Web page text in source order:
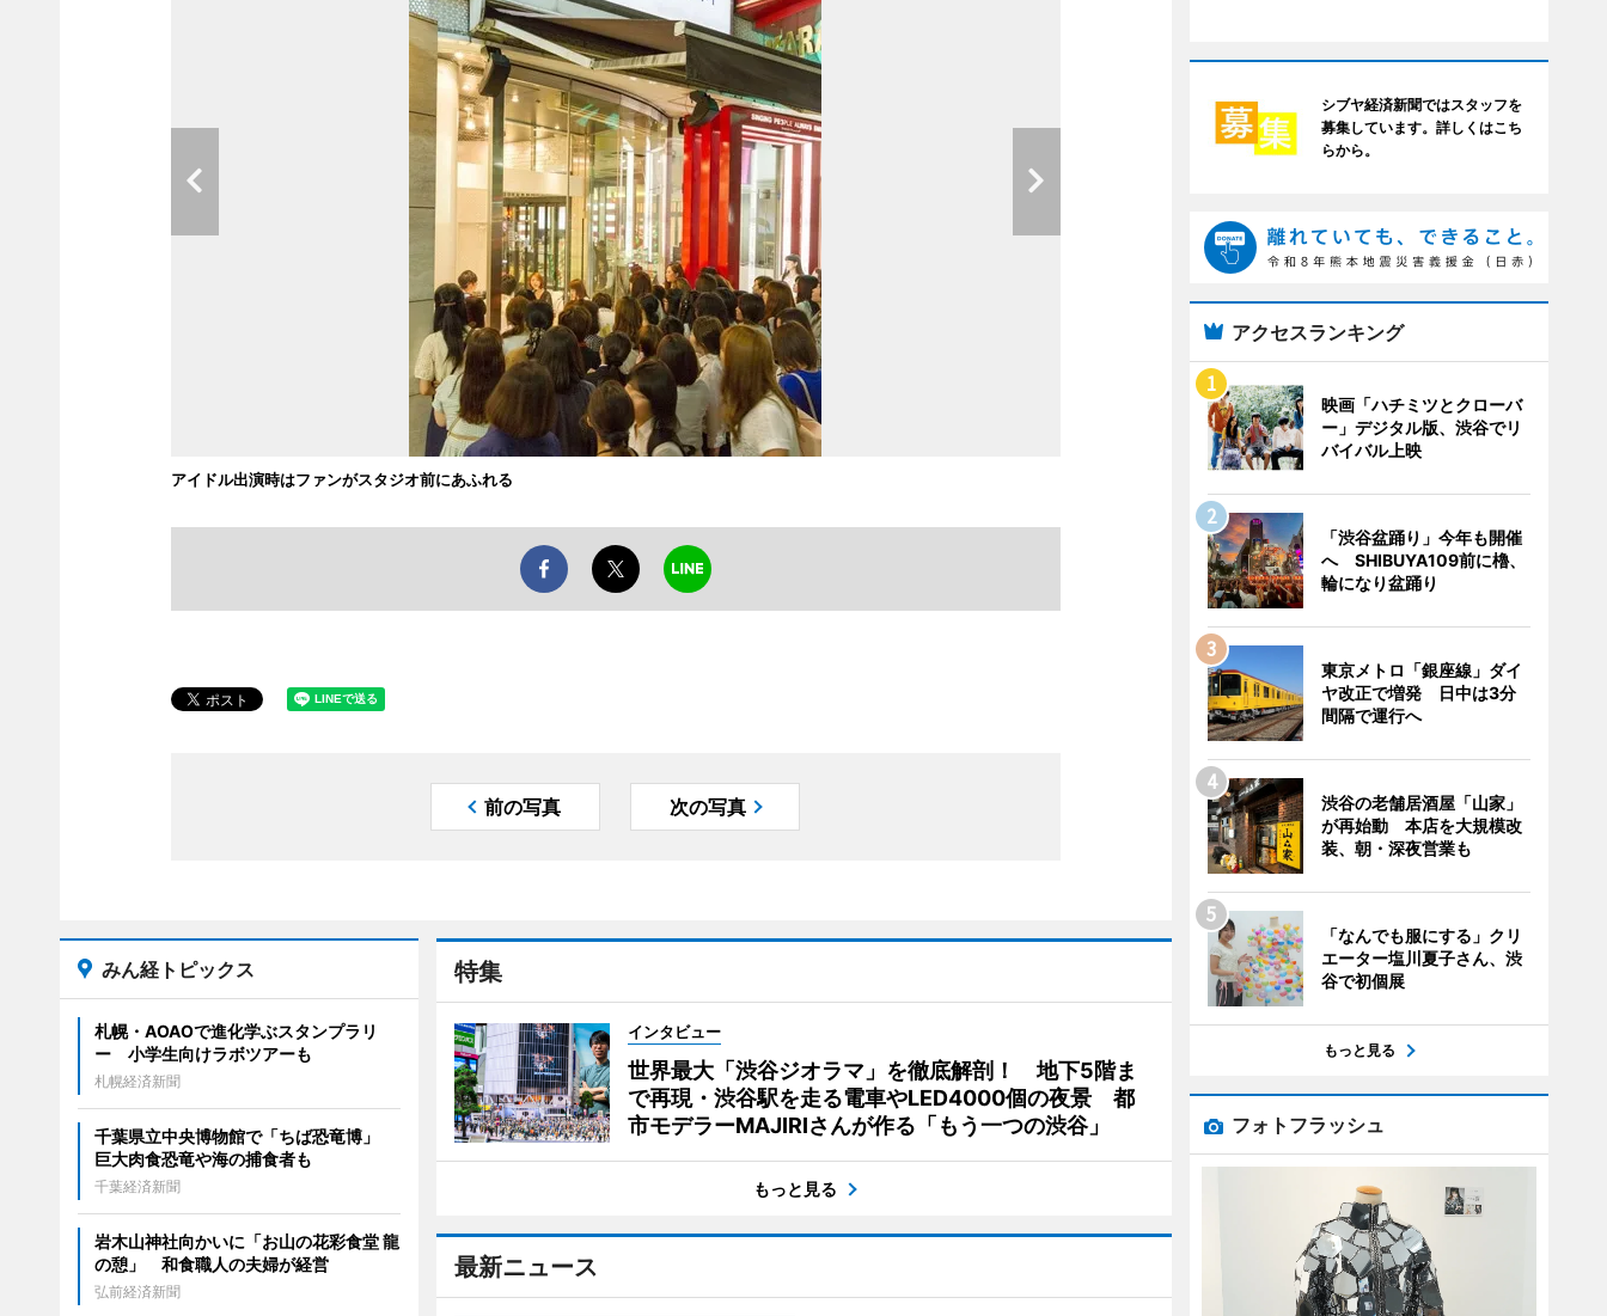
アイドル出演時はファンがスタジオ前にあふれる
前の写真 次の写真
特集
インタビュー
世界最大「渋谷ジオラマ」を徹底解剖！ 地下5階ま
で再現・渋谷駅を走る電車やLED4000個の夜景 都
市モデラーMAJIRIさんが作る「もう一つの渋谷」
もっと見る
最新ニュース
みん経トピックス
札幌・AOAOで進化学ぶスタンプラリ
ー 小学生向けラボツアーも
札幌経済新聞
千葉県立中央博物館で「ちば恐竜博」
巨大肉食恐竜や海の捕食者も
千葉経済新聞
岩木山神社向かいに「お山の花彩食堂 龍
の憩」 和食職人の夫婦が経営
弘前経済新聞
シブヤ経済新聞ではスタッフを
募集しています。詳しくはこち
らから。
アクセスランキング
映画「ハチミツとクローバ
ー」デジタル版、渋谷でリ
バイバル上映
「渋谷盆踊り」今年も開催
へ SHIBUYA109前に櫓、
輪になり盆踊り
東京メトロ「銀座線」ダイ
ヤ改正で増発 日中は3分
間隔で運行へ
渋谷の老舗居酒屋「山家」
が再始動 本店を大規模改
装、朝・深夜営業も
「なんでも服にする」クリ
エーター塩川夏子さん、渋
谷で初個展
もっと見る
フォトフラッシュ